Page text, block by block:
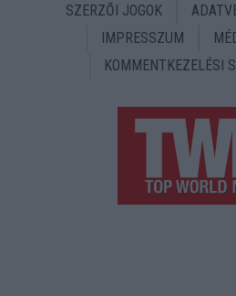
SZERZŐI JOGOK
IMPRESSZUM
KOMMENTKEZELÉSI